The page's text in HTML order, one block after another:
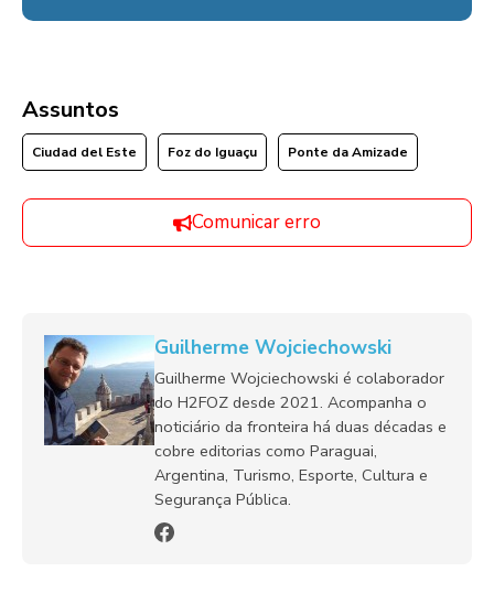
Assuntos
Ciudad del Este Foz do Iguaçu Ponte da Amizade
Comunicar erro
Guilherme Wojciechowski
Guilherme Wojciechowski é colaborador
do H2FOZ desde 2021. Acompanha o
noticiário da fronteira há duas décadas e
cobre editorias como Paraguai,
Argentina, Turismo, Esporte, Cultura e
Segurança Pública.